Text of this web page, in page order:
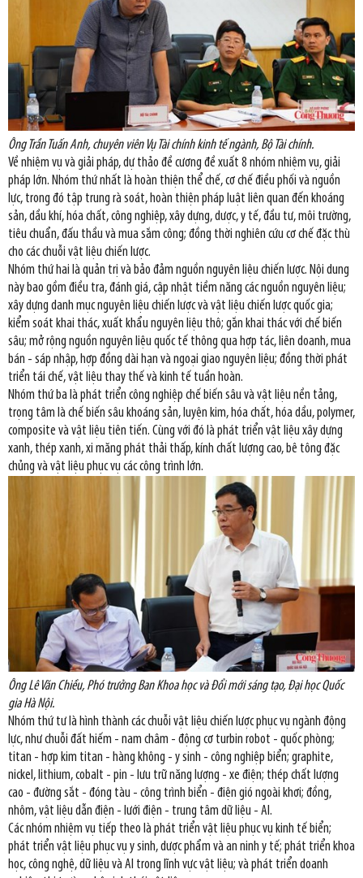
Ông Trần Tuấn Anh, chuyên viên Vụ Tài chính kinh tế ngành, Bộ Tài chính.
Về nhiệm vụ và giải pháp, dự thảo đề cương đề xuất 8 nhóm nhiệm vụ, giải
pháp lớn. Nhóm thứ nhất là hoàn thiện thể chế, cơ chế điều phối và nguồn
lực, trong đó tập trung rà soát, hoàn thiện pháp luật liên quan đến khoáng
sản, dầu khí, hóa chất, công nghiệp, xây dựng, dược, y tế, đầu tư, môi trường,
tiêu chuẩn, đấu thầu và mua sắm công; đồng thời nghiên cứu cơ chế đặc thù
cho các chuỗi vật liệu chiến lược.
Nhóm thứ hai là quản trị và bảo đảm nguồn nguyên liệu chiến lược. Nội dung
này bao gồm điều tra, đánh giá, cập nhật tiềm năng các nguồn nguyên liệu;
xây dựng danh mục nguyên liệu chiến lược và vật liệu chiến lược quốc gia;
kiểm soát khai thác, xuất khẩu nguyên liệu thô; gắn khai thác với chế biến
sâu; mở rộng nguồn nguyên liệu quốc tế thông qua hợp tác, liên doanh, mua
bán - sáp nhập, hợp đồng dài hạn và ngoại giao nguyên liệu; đồng thời phát
triển tái chế, vật liệu thay thế và kinh tế tuần hoàn.
Nhóm thứ ba là phát triển công nghiệp chế biến sâu và vật liệu nền tảng,
trọng tâm là chế biến sâu khoáng sản, luyện kim, hóa chất, hóa dầu, polymer,
composite và vật liệu tiên tiến. Cùng với đó là phát triển vật liệu xây dựng
xanh, thép xanh, xi măng phát thải thấp, kính chất lượng cao, bê tông đặc
chủng và vật liệu phục vụ các công trình lớn.
Ông Lê Văn Chiều, Phó trưởng Ban Khoa học và Đổi mới sáng tạo, Đại học Quốc
gia Hà Nội.
Nhóm thứ tư là hình thành các chuỗi vật liệu chiến lược phục vụ ngành động
lực, như chuỗi đất hiếm - nam châm - động cơ turbin robot - quốc phòng;
titan - hợp kim titan - hàng không - y sinh - công nghiệp biển; graphite,
nickel, lithium, cobalt - pin - lưu trữ năng lượng - xe điện; thép chất lượng
cao - đường sắt - đóng tàu - công trình biển - điện gió ngoài khơi; đồng,
nhôm, vật liệu dẫn điện - lưới điện - trung tâm dữ liệu - AI.
Các nhóm nhiệm vụ tiếp theo là phát triển vật liệu phục vụ kinh tế biển;
phát triển vật liệu phục vụ y sinh, dược phẩm và an ninh y tế; phát triển khoa
học, công nghệ, dữ liệu và AI trong lĩnh vực vật liệu; và phát triển doanh